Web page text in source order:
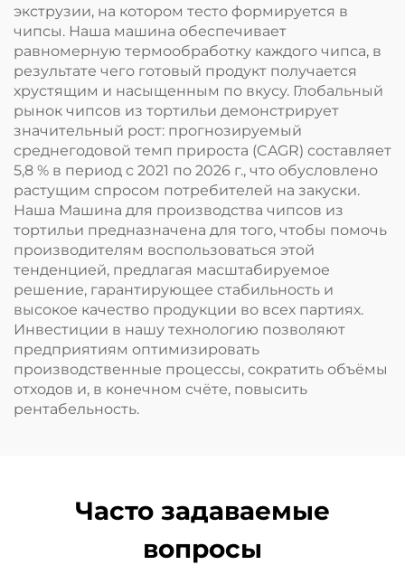
экструзии, на котором тесто формируется в
чипсы. Наша машина обеспечивает
равномерную термообработку каждого чипса, в
результате чего готовый продукт получается
хрустящим и насыщенным по вкусу. Глобальный
рынок чипсов из тортильи демонстрирует
значительный рост: прогнозируемый
среднегодовой темп прироста (CAGR) составляет
5,8 % в период с 2021 по 2026 г., что обусловлено
растущим спросом потребителей на закуски.
Наша Машина для производства чипсов из
тортильи предназначена для того, чтобы помочь
производителям воспользоваться этой
тенденцией, предлагая масштабируемое
решение, гарантирующее стабильность и
высокое качество продукции во всех партиях.
Инвестиции в нашу технологию позволяют
предприятиям оптимизировать
производственные процессы, сократить объёмы
отходов и, в конечном счёте, повысить
рентабельность.
Часто задаваемые
вопросы